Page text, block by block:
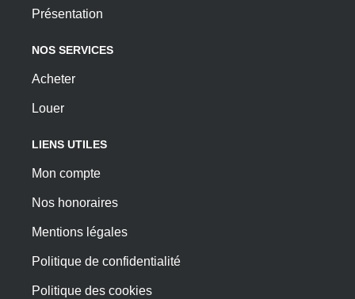
Présentation
NOS SERVICES
Acheter
Louer
LIENS UTILES
Mon compte
Nos honoraires
Mentions légales
Politique de confidentialité
Politique des cookies